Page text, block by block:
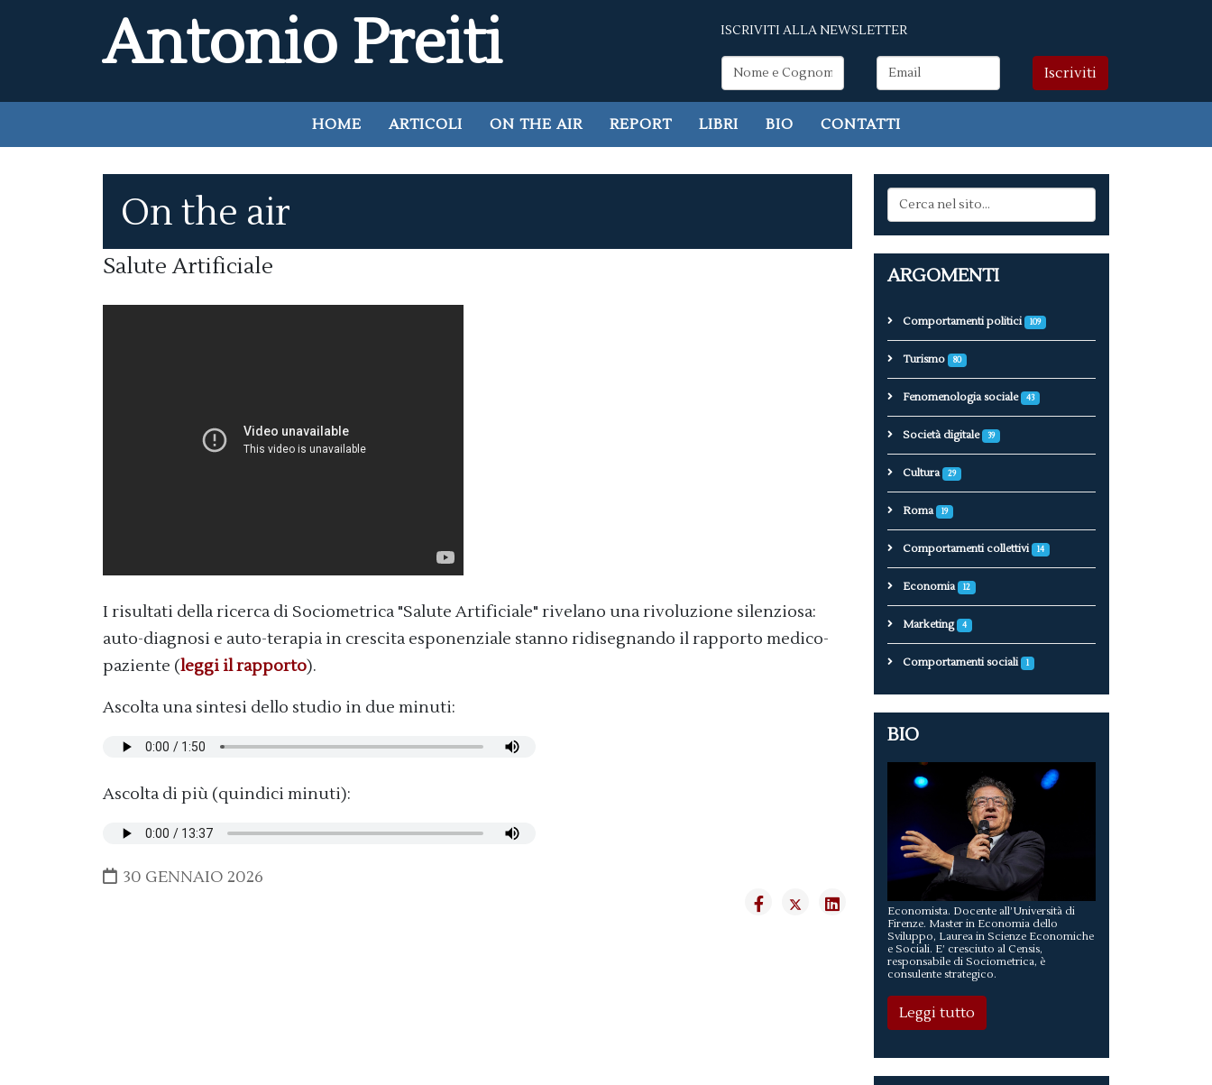
Antonio Preiti ISCRIVITI ALLA NEWSLETTER
HOME ARTICOLI ON THE AIR REPORT LIBRI BIO CONTATTI
On the air
Salute Artificiale
I risultati della ricerca di Sociometrica "Salute Artificiale" rivelano una rivoluzione silenziosa:
auto-diagnosi e auto-terapia in crescita esponenziale stanno ridisegnando il rapporto medico-
paziente (leggi il rapporto).
Ascolta una sintesi dello studio in due minuti:
Ascolta di più (quindici minuti):
30 GENNAIO 2026
ARGOMENTI
Comportamenti politici 109
Turismo 80
Fenomenologia sociale 43
Società digitale 39
Cultura 29
Roma 19
Comportamenti collettivi 14
Economia 12
Marketing 4
Comportamenti sociali 1
BIO
Economista. Docente all’Università di
Firenze. Master in Economia dello
Sviluppo, Laurea in Scienze Economiche
e Sociali. E’ cresciuto al Censis,
responsabile di Sociometrica, è
consulente strategico.
Leggi tutto